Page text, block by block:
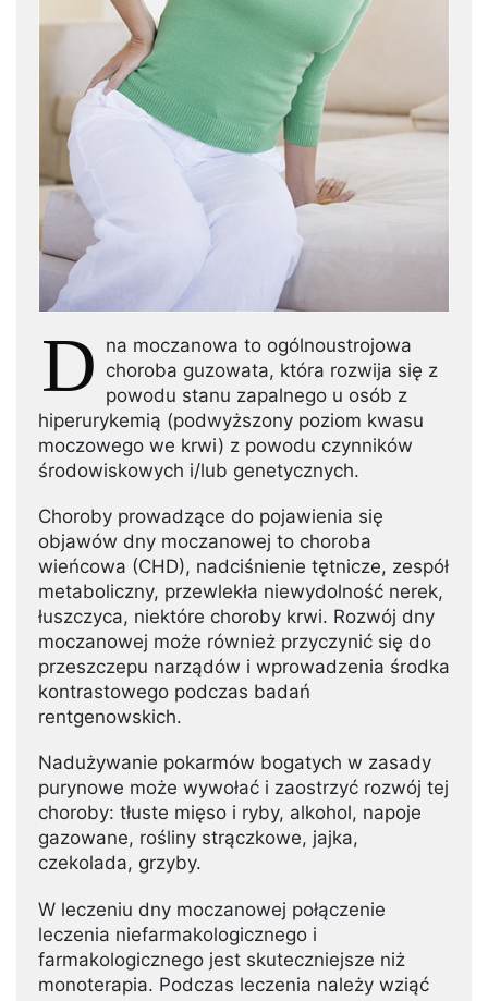
D na moczanowa to ogólnoustrojowa
choroba guzowata, która rozwija się z
powodu stanu zapalnego u osób z
hiperurykemią (podwyższony poziom kwasu
moczowego we krwi) z powodu czynników
środowiskowych i/lub genetycznych.
Choroby prowadzące do pojawienia się
objawów dny moczanowej to choroba
wieńcowa (CHD), nadciśnienie tętnicze, zespół
metaboliczny, przewlekła niewydolność nerek,
łuszczyca, niektóre choroby krwi. Rozwój dny
moczanowej może również przyczynić się do
przeszczepu narządów i wprowadzenia środka
kontrastowego podczas badań
rentgenowskich.
Nadużywanie pokarmów bogatych w zasady
purynowe może wywołać i zaostrzyć rozwój tej
choroby: tłuste mięso i ryby, alkohol, napoje
gazowane, rośliny strączkowe, jajka,
czekolada, grzyby.
W leczeniu dny moczanowej połączenie
leczenia niefarmakologicznego i
farmakologicznego jest skuteczniejsze niż
monoterapia. Podczas leczenia należy wziąć